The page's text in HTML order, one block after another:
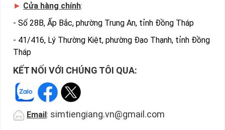
bạn vào trang chủ của Sim Tiền Giang, chọn mục “Sim giảm
giá “ ở ngay đầu trang chủ. Đây là danh sách sim được đại lý
giảm giá vì một số lý do nên bạn có thể chọn mua được sim
phong thủy số đẹp lại có giá cực rẻ nữa. Ngoài ra quý khách
chưa ưng ý về sim hợp mệnh Mộc cũng có thể tham khảo
thêm Sim hợp mệnh Kim, Sim hợp mệnh Thủy, Sim hợp mệnh
►Bạn cũng có thể mua sim bằng cách như sau
Bước 1: Bạn truy cập vào truy cập vào Google gõ
► Cửa hàng chính:
- Số 28B, Ấp Bắc, phường Trung An, tỉnh Đồng Tháp
- 41/416, Lý Thường Kiệt, phường Đạo Thạnh, tỉnh Đồng
Tháp
KẾT NỐI VỚI CHÚNG TÔI QUA:
Email: simtiengiang.vn@gmail.com